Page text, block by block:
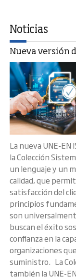
Noticias
Nueva versión
La nueva UNE-EN
la Colección
un lenguaje y un
calidad, que
satisfacción del
principios
son
buscan el éxito
confianza en la
organizaciones
suministro. La
también la UNE-